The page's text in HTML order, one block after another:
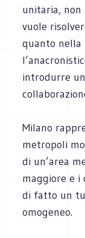
unitaria, non
vuole
quanto
introdurre
Milano
metropoli
di un’area
maggiore e i
di fatto un
omogeneo.